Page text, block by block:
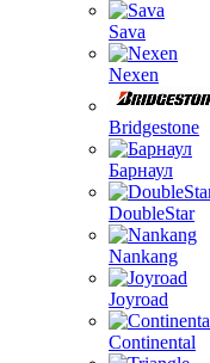
Sava
Nexen
Bridgestone
Барнаул
DoubleStar
Nankang
Joyroad
Continental